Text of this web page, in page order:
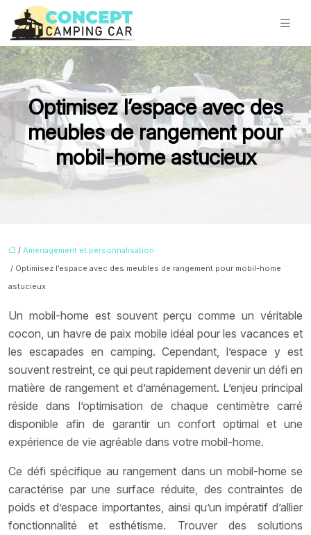
Optimisez l’espace avec des
meubles de rangement pour
mobil-home astucieux
/ Aménagement et personnalisation
/ Optimisez l’espace avec des meubles de rangement pour mobil-home
astucieux
Un mobil-home est souvent perçu comme un véritable
cocon, un havre de paix mobile idéal pour les vacances et
les escapades en camping. Cependant, l’espace y est
souvent restreint, ce qui peut rapidement devenir un défi en
matière de rangement et d’aménagement. L’enjeu principal
réside dans l’optimisation de chaque centimètre carré
disponible afin de garantir un confort optimal et une
expérience de vie agréable dans votre mobil-home.
Ce défi spécifique au rangement dans un mobil-home se
caractérise par une surface réduite, des contraintes de
poids et d’espace importantes, ainsi qu’un impératif d’allier
fonctionnalité et esthétisme. Trouver des solutions